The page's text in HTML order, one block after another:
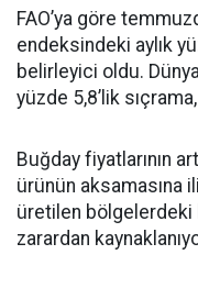
FAO’ya göre
endeksindeki aylık
belirleyici oldu.
yüzde 5,8’lik
Buğday fiyatlarının
ürünün aksamasına
üretilen bölgelerdeki
zarardan